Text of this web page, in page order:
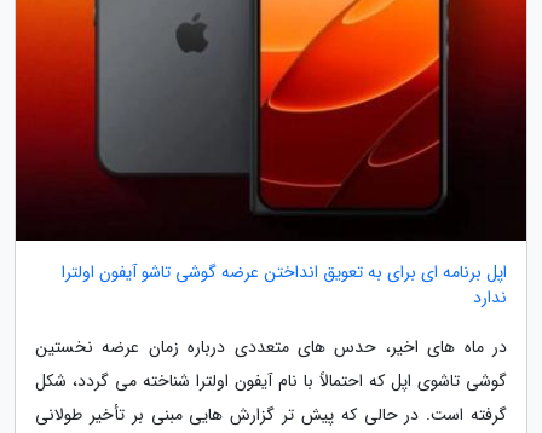
اپل برنامه ای برای به تعویق انداختن عرضه گوشی تاشو آیفون اولترا
ندارد
در ماه های اخیر، حدس های متعددی درباره زمان عرضه نخستین
گوشی تاشوی اپل که احتمالاً با نام آیفون اولترا شناخته می گردد، شکل
گرفته است. در حالی که پیش تر گزارش هایی مبنی بر تأخیر طولانی